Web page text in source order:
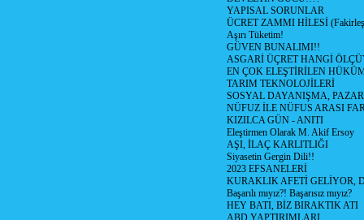
YAPISAL SORUNLAR
ÜCRET ZAMMI HİLESİ
Aşırı Tüketim!
GÜVEN BUNALIMI!!
ASGARİ ÜÇRET HANGİ
EN ÇOK ELEŞTİRİLEN
TARIM TEKNOLOJİLERİ
SOSYAL DAYANIŞMA,
NÜFUZ İLE NÜFUS ARASI
KIZILCA GÜN - ANITI
Eleştirmen Olarak M. Akif Ersoy
AŞI, İLAÇ KARLITLIĞI
Siyasetin Gergin Dili!!
2023 EFSANELERİ
KURAKLIK AFETİ GELİYOR,
Başarılı mıyız?! Başarısız mıyız?
HEY BATI, BİZ BIRAKTIK ATI
ABD YAPTIRIMLARI